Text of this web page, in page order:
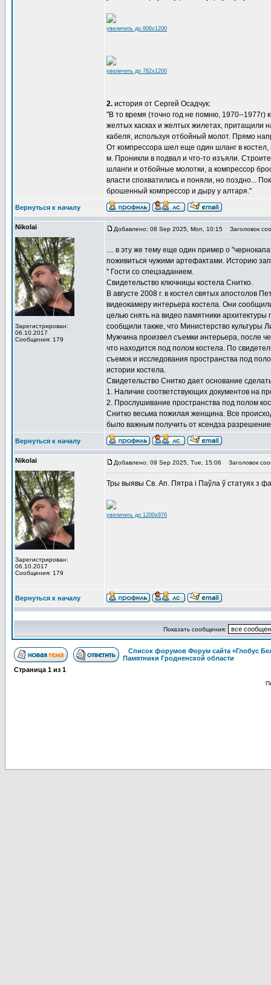
увеличить до 806x1200
увеличить до 782x1200
2. история от Сергей Осадчук:
"В то время (точно год не помню, 1970--1977г)
желтых касках и желтых жилетах, притащили
кабеля, используя отбойный молот. Прямо
От компрессора шел еще один шланг в
м. Проникли в подвал и что-то изъяли.
шланги и отбойные молотки, а компрессор
власти спохватились и поняли, но поздно...
брошенный компрессор и дыру у алтаря."
Вернуться к началу
Nikolai
Зарегистрирован:
06.10.2017
Сообщения: 179
Добавлено: 08 Sep 2025, Mon, 10:15 Заголовок
.... в эту же тему еще один пример о
поживиться чужими артефактами. Историю
" Гости со спецзаданием.
Свидетельство ключницы костела Снитко.
В августе 2008 г. в костел святых
видеокамеру интерьера костела. Они
целью снять на видео памятники
сообщили также, что Министерство культуры
Мужчина произвел съемки интерьера, после
что находится под полом костела. По
съемок и исследования пространства под
истории костела.
Свидетельство Снитко дает основание
1. Наличие соответствующих документов на
2. Прослушивание пространства под полом
Снитко весьма пожилая женщина. Все
было важным получить от ксендза
Вернуться к началу
Nikolai
Зарегистрирован:
06.10.2017
Сообщения: 179
Добавлено: 09 Sep 2025, Tue, 15:06 Заголовок
Тры выявы Св. Ап. Пятра і Паўла ў статуях з
увеличить до 1200x976
Вернуться к началу
Показать сообщения:
Список форумов Форум сайта «Глобус
Памятники Гродненской области
Страница 1 из 1